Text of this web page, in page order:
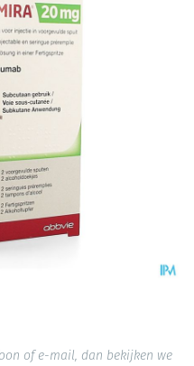
of e-mail, dan bekijken we